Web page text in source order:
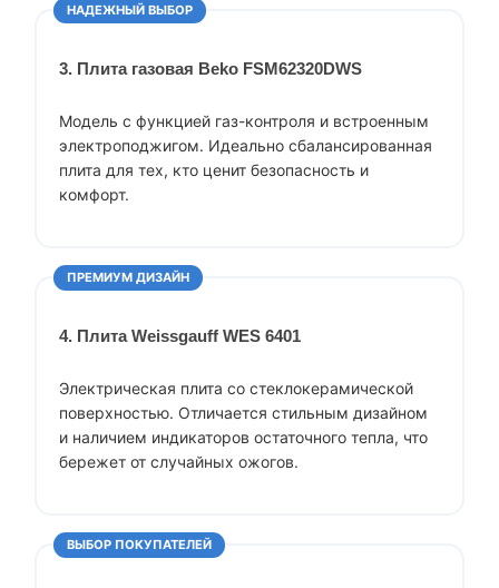
НАДЕЖНЫЙ ВЫБОР
3. Плита газовая Beko FSM62320DWS
Модель с функцией газ-контроля и встроенным
электроподжигом. Идеально сбалансированная
плита для тех, кто ценит безопасность и
комфорт.
ПРЕМИУМ ДИЗАЙН
4. Плита Weissgauff WES 6401
Электрическая плита со стеклокерамической
поверхностью. Отличается стильным дизайном
и наличием индикаторов остаточного тепла, что
бережет от случайных ожогов.
ВЫБОР ПОКУПАТЕЛЕЙ